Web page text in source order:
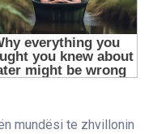
mundësi te zhvillonin